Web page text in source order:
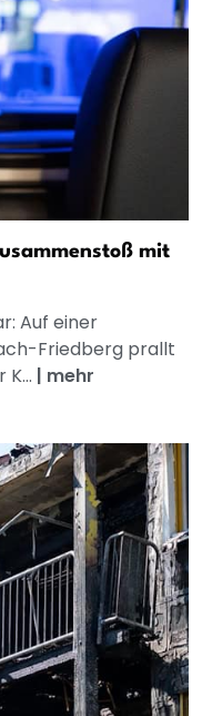
mit
Auf einer
Friedberg prallt
| mehr